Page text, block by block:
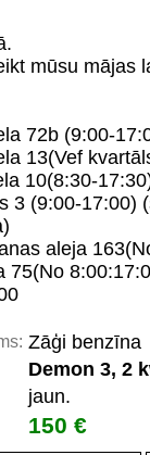
mūsu mājas
72b (9:00-
13(Vef
10(8:30-
3 (9:00-17:00)
aleja
75(No
Zāģi benzīna
Demon 3, 2
jaun.
150 €